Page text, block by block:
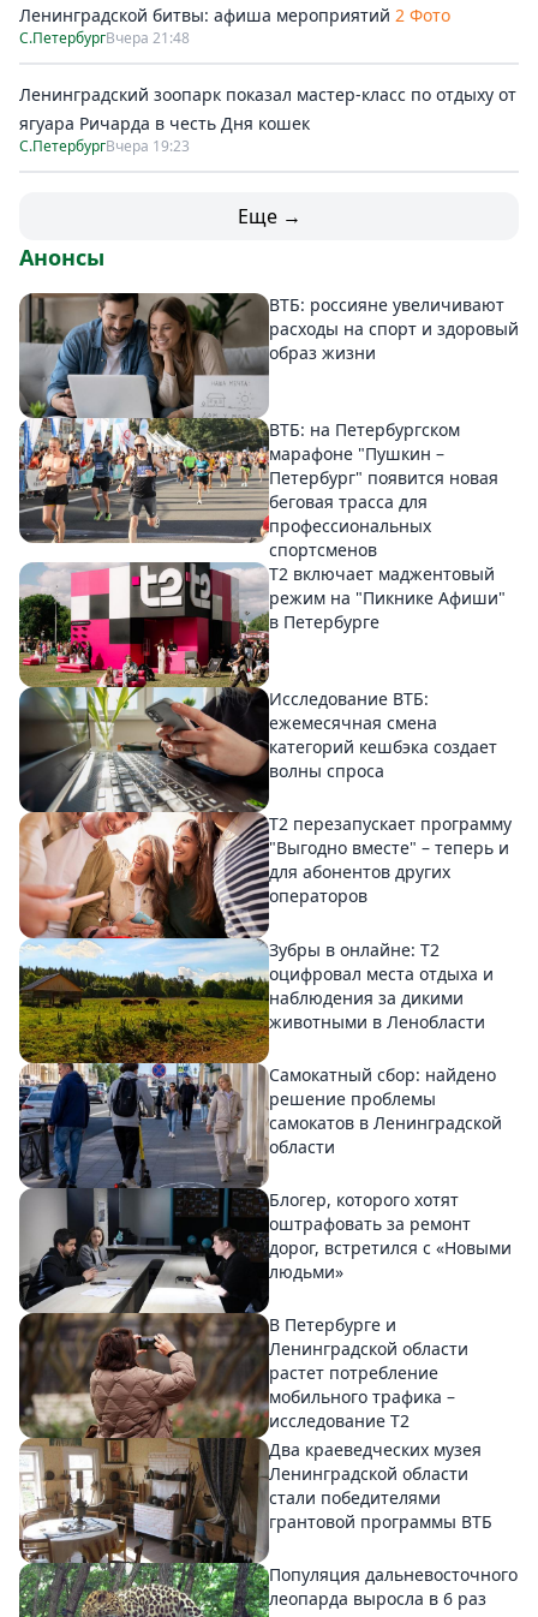
Ленинградской битвы: афиша мероприятий 2 Фото
С.ПетербургВчера 21:48
Ленинградский зоопарк показал мастер-класс по отдыху от
ягуара Ричарда в честь Дня кошек
С.ПетербургВчера 19:23
Еще →
Анонсы
ВТБ: россияне увеличивают
расходы на спорт и здоровый
образ жизни
ВТБ: на Петербургском
марафоне "Пушкин –
Петербург" появится новая
беговая трасса для
профессиональных
спортсменов
Т2 включает маджентовый
режим на "Пикнике Афиши"
в Петербурге
Исследование ВТБ:
ежемесячная смена
категорий кешбэка создает
волны спроса
Т2 перезапускает программу
"Выгодно вместе" – теперь и
для абонентов других
операторов
Зубры в онлайне: Т2
оцифровал места отдыха и
наблюдения за дикими
животными в Ленобласти
Самокатный сбор: найдено
решение проблемы
самокатов в Ленинградской
области
Блогер, которого хотят
оштрафовать за ремонт
дорог, встретился с «Новыми
людьми»
В Петербурге и
Ленинградской области
растет потребление
мобильного трафика –
исследование T2
Два краеведческих музея
Ленинградской области
стали победителями
грантовой программы ВТБ
Популяция дальневосточного
леопарда выросла в 6 раз